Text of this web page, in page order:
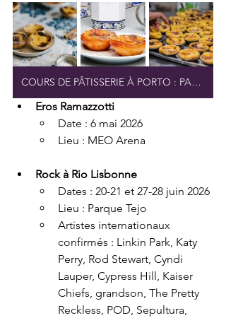
COURS DE PÂTISSERIE À PORTO : PASTEIS DE NATA
Eros Ramazzotti
Date : 6 mai 2026
Lieu : MEO Arena
Rock à Rio Lisbonne
Dates : 20-21 et 27-28 juin 2026
Lieu : Parque Tejo
Artistes internationaux
confirmés : Linkin Park, Katy
Perry, Rod Stewart, Cyndi
Lauper, Cypress Hill, Kaiser
Chiefs, grandson, The Pretty
Reckless, POD, Sepultura,